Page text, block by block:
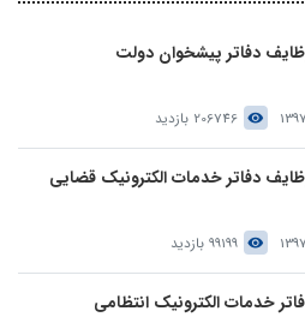
دفاتر پیشخوان دولت
206746 بازدید
دفاتر خدمات الکترونیک قضایی
99199 بازدید
خدمات الکترونیک انتظامی